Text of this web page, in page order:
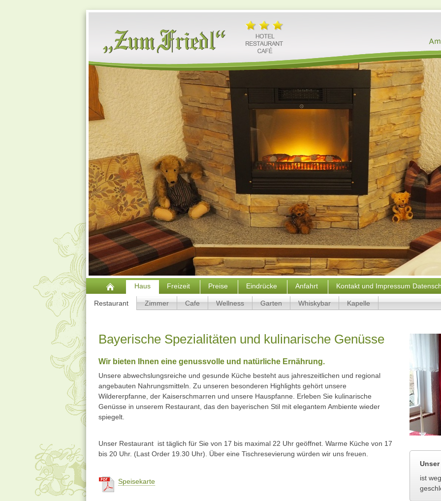
Haus Freizeit Preise Eindrücke Anfahrt Kontakt und Impressum
Restaurant Zimmer Cafe Wellness Garten Whiskybar Kapelle
Bayerische Spezialitäten und kulinarische Genüsse
Wir bieten Ihnen eine genussvolle und natürliche Ernährung.
Unsere abwechslungsreiche und gesunde Küche besteht aus jahreszeitlichen und regional
angebauten Nahrungsmitteln. Zu unseren besonderen Highlights gehört unsere
Wildererpfanne, der Kaiserschmarren und unsere Hauspfanne. Erleben Sie kulinarische
Genüsse in unserem Restaurant, das den bayerischen Stil mit elegantem Ambiente wieder
spiegelt.
Unser Restaurant ist täglich für Sie von 17 bis maximal 22 Uhr geöffnet. Warme Küche von 17
bis 20 Uhr. (Last Order 19.30 Uhr). Über eine Tischresevierung würden wir uns freuen.
Speisekarte
Unser
ist